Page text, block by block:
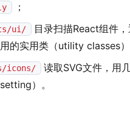
；
ui/ 目录扫描React组件
的实用类（utility classes
icons/
读取SVG文件，用
）。